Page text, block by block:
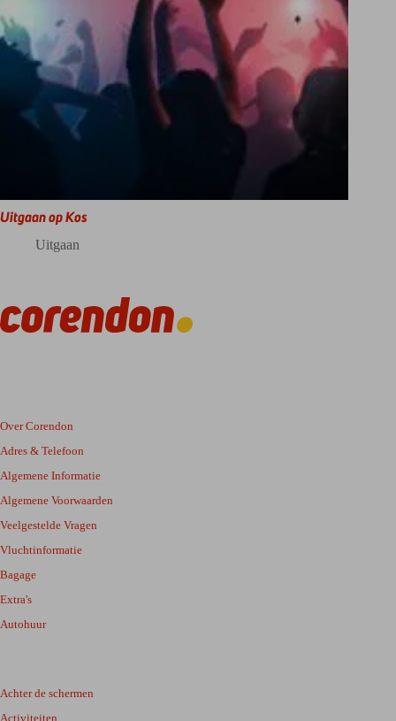
Uitgaan op Kos
Uitgaan
Over Corendon
Adres & Telefoon
Algemene Informatie
Algemene Voorwaarden
Veelgestelde Vragen
Vluchtinformatie
Bagage
Extra's
Autohuur
Achter de schermen
Activiteiten